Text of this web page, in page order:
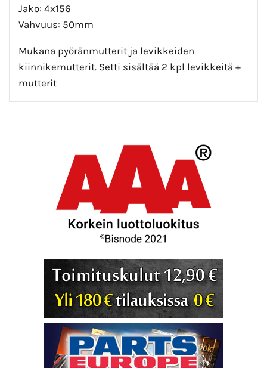
Jako: 4x156
Vahvuus: 50mm
Mukana pyöränmutterit ja levikkeiden
kiinnikemutterit. Setti sisältää 2 kpl levikkeitä +
mutterit